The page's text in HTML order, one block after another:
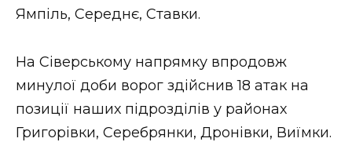
Ямпіль, Середнє, Ставки.
На Сіверському напрямку впродовж
минулої доби ворог здійснив 18 атак на
позиції наших підрозділів у районах
Григорівки, Серебрянки, Дронівки, Виїмки.